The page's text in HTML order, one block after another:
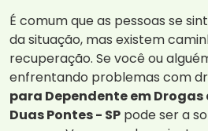
É comum que as pessoas se
da situação, mas existem
recuperação. Se você ou
enfrentando problemas com
para Dependente em Drogas
Duas Pontes - SP pode ser a